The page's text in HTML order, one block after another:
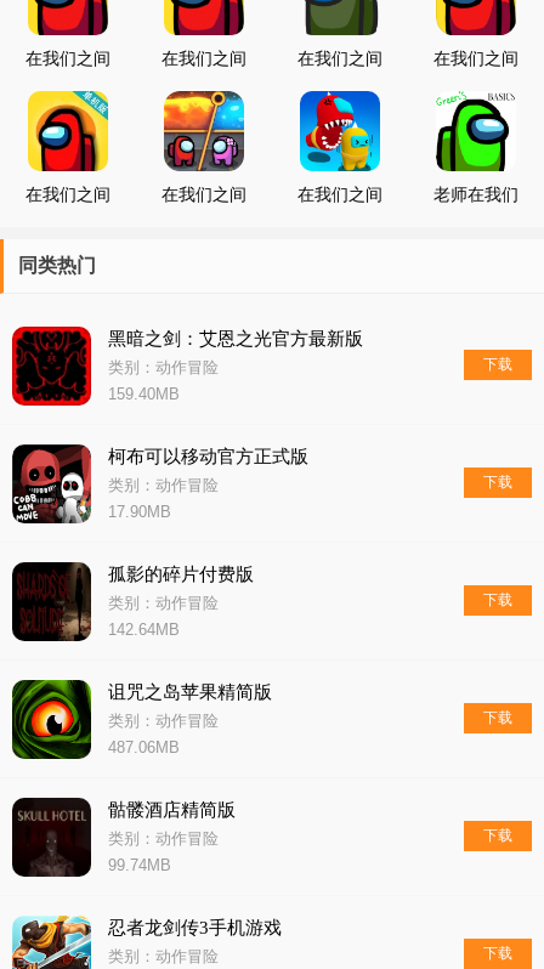
在我们之间
在我们之间
在我们之间
在我们之间
在我们之间
在我们之间
在我们之间
老师在我们
同类热门
黑暗之剑：艾恩之光官方最新版
类别：动作冒险
159.40MB
下载
柯布可以移动官方正式版
类别：动作冒险
17.90MB
下载
孤影的碎片付费版
类别：动作冒险
142.64MB
下载
诅咒之岛苹果精简版
类别：动作冒险
487.06MB
下载
骷髅酒店精简版
类别：动作冒险
99.74MB
下载
忍者龙剑传3手机游戏
类别：动作冒险 下载